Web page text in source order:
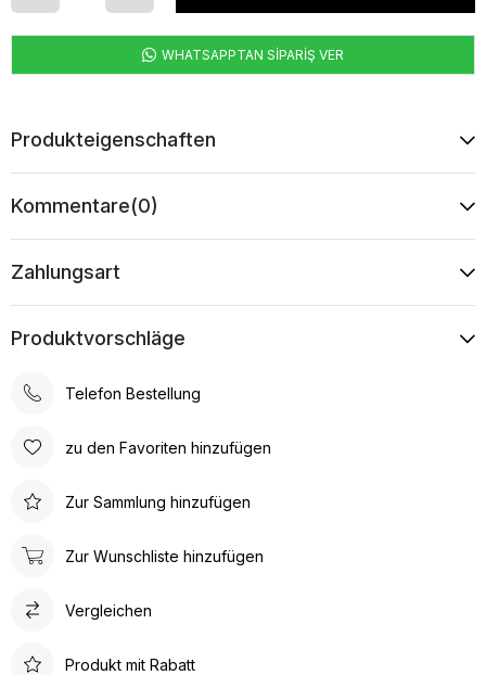
WHATSAPPTAN SİPARİŞ VER
Produkteigenschaften
Kommentare(0)
Zahlungsart
Produktvorschläge
Telefon Bestellung
zu den Favoriten hinzufügen
Zur Sammlung hinzufügen
Zur Wunschliste hinzufügen
Vergleichen
Produkt mit Rabatt